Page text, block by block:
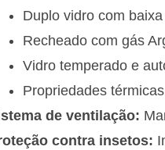
Duplo vidro com
Recheado com gás
Vidro temperado e
Propriedades
de ventilação:
contra insetos: